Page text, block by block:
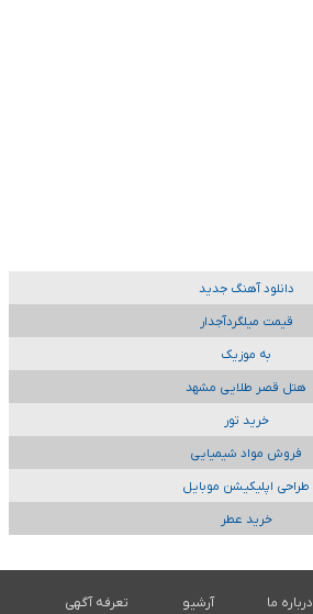
دانلود آهنگ جدید
قیمت میلگردآجدار
به موزیک
هتل قصر طلایی مشهد
خرید تور
فروش مواد شیمیایی
طراحی اپلیکیشن موبایل
خرید عطر
درباره ما آرشیو
تعرفه آگهی